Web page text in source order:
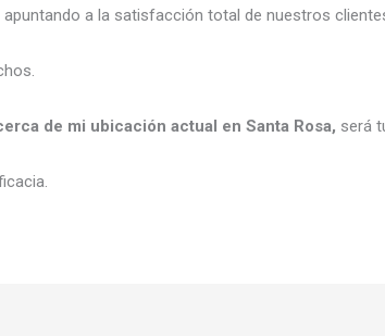
a la satisfacción total de nuestros
de mi ubicación actual en Santa Rosa, será